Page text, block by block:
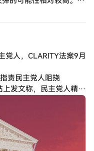
价格下行趋势可能是一
党人，CLARITY法案9月
责民主党人阻挠
上发文称，民主党人精心
序性投票，并采取了全